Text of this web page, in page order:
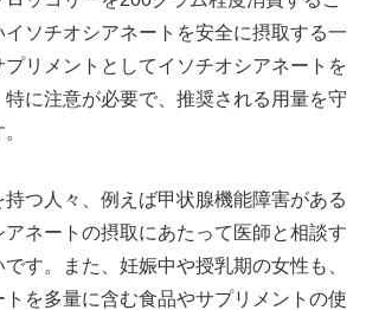
イソチオシアネートを安全に摂取する一
リメントとしてイソチオシアネートを
に注意が必要で、推奨される用量を守
つ人々、例えば甲状腺機能障害がある
アネートの摂取にあたって医師と相談す
す。また、妊娠中や授乳期の女性も、
を多量に含む食品やサプリメントの使